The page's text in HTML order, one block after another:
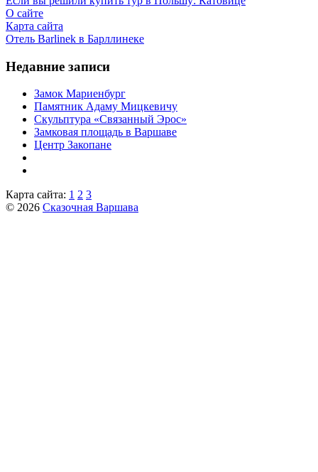
О сайте
Карта сайта
Отель Barlinek в Барллинеке
Недавние записи
Замок Мариенбург
Памятник Адаму Мицкевичу
Скульптура «Связанный Эрос»
Замковая площадь в Варшаве
Центр Закопане
Карта сайта: 1 2 3
© 2026 Сказочная Варшава